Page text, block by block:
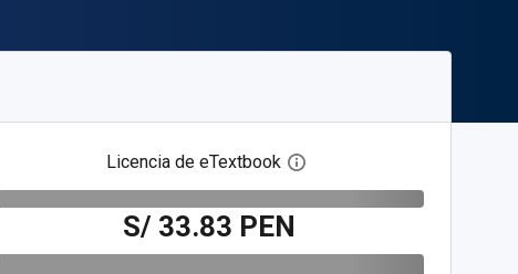
Licencia de eTextbook Abre el cuadro de diálogo
S/ 33.83 PEN